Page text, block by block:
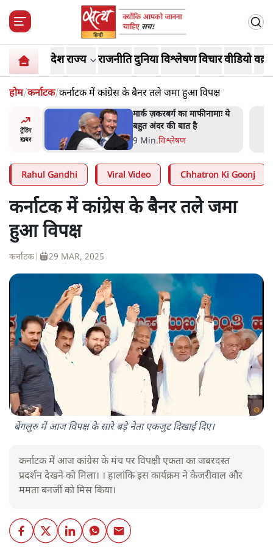
देशराज्य राजनीतिदुनियाविश्लेषणविचारवीडियो
होम/कर्नाटक/कर्नाटक में कांग्रेस के बैनर तले जमा हुआ विपक्ष
ट्रेंडिंग
ख़बर
झारखंड में छात्र नेताओं और
सरकार की बातचीत बेनतीजा,
आंदोलन जारी
5 Min.देश
Rahul Gandhi Viral Video Chhatron Ki Goonj
कर्नाटक में कांग्रेस के बैनर तले जमा
हुआ विपक्ष
कर्नाटक 29 MAR, 2025
बेंगलुरु में आज विपक्ष के सारे बड़े नेता एकजुट दिखाई दिए।
कर्नाटक में आज कांग्रेस के मंच पर विपक्षी एकता का जबरदस्त
प्रदर्शन देखने को मिला। । हालांकि इस कार्यक्रम ने केजरीवाल और
ममता बनर्जी को मिस किया।